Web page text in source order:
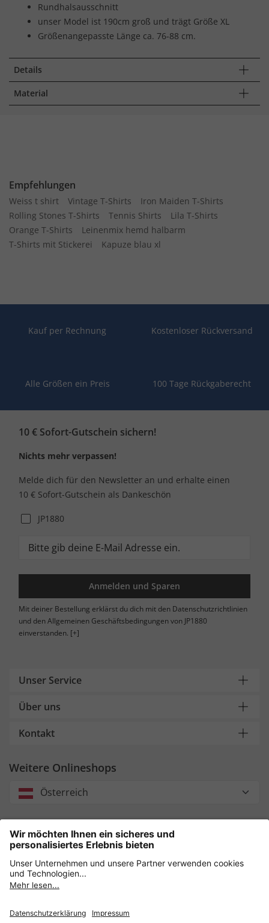
Rundhalsausschnitt
unser Model ist 190cm groß und trägt Größe XL
Größenangepasste Länge ca. 76-88 cm.
Details
Material
Empfehlungen
Weiss t shirt Vintage T-Shirts
Iron Maiden T-Shirts
Rolling Stones T-Shirts
Tennis Shirts
Lila T-Shirts
Orange T-Shirts
Leinenmix hemd halbarm
T-Shirts mit Stickerei
Kapuze blau xl
Kauf per Rechnung Kostenloser Rückversand
Alle Größen ein Preis 100 Tage Rückgaberecht
10 € Sofort-Gutschein sichern!
Nichts mehr verpassen!
Melde dich für den Newsletter an und erhalte einen
10 € Sofort-Gutschein als Dankeschön
JP1880
Anmelden und Sparen
Mit deiner Bestellung erklärst du dich mit den Datenschutzrichtlinien
und den Allgemeinen Geschäftsbedingungen von JP1880
einverstanden. [+]
Unser Service
Über uns
Kontakt
Weitere Onlineshops
Österreich
Unsere Zahlungsarten
Sicher einkaufen mit